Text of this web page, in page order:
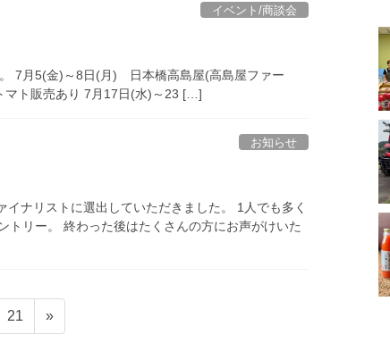
イベント/商談会
7月5(金)～8日(月) 日本橋高島屋(高島屋ファー
ト販売あり 7月17日(水)～23 […]
お知らせ
ナリストに選出していただきました。 1人でも多く
リー。 終わった後はたくさんの方にお声がけいた
固
定
21 »